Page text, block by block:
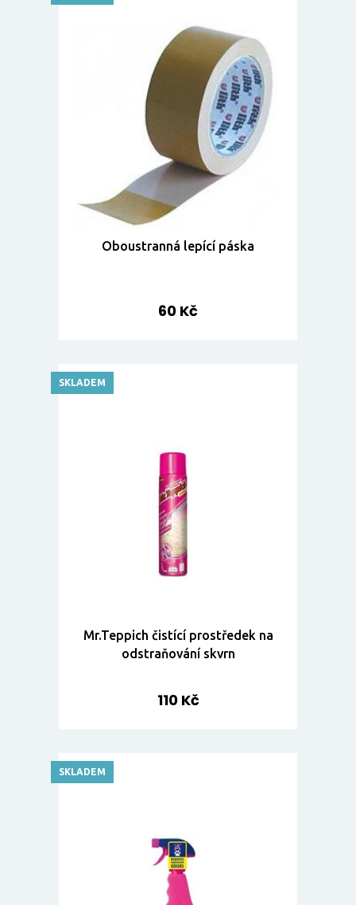
Oboustranná lepící páska
60 Kč
Mr.Teppich čistící prostředek na
odstraňování skvrn
110 Kč
SKLADEM
SKLADEM